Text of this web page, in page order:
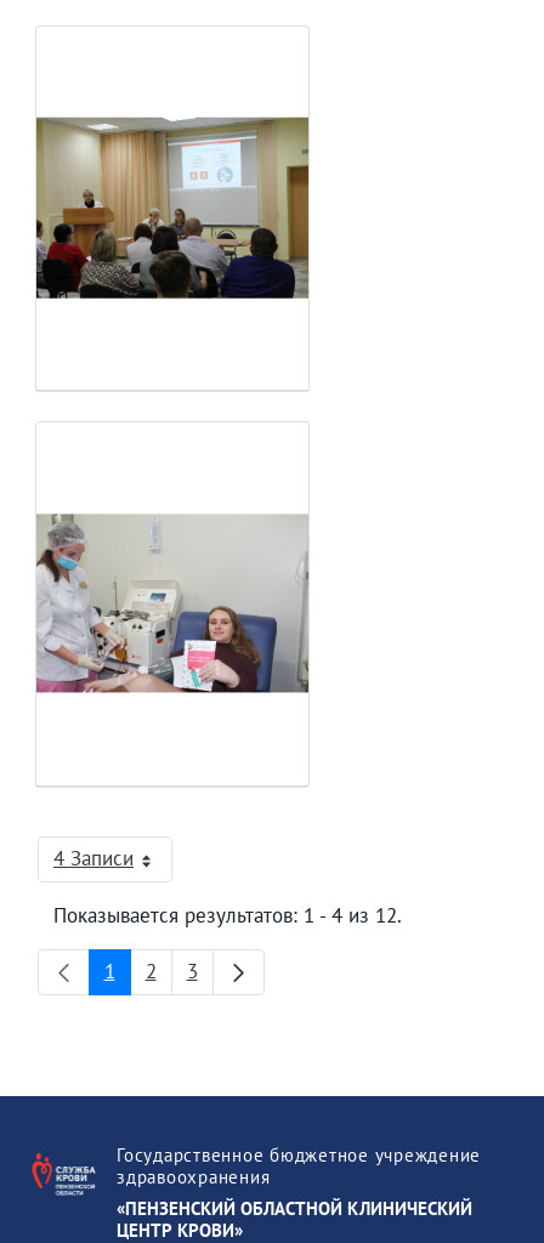
4 ЗаписиНа страницу
Показывается результатов: 1 - 4 из 12.
Страница
1 Страница
2 Страница
3
Государственное бюджетное учреждение
здравоохранения
«ПЕНЗЕНСКИЙ ОБЛАСТНОЙ КЛИНИЧЕСКИЙ
ЦЕНТР КРОВИ»